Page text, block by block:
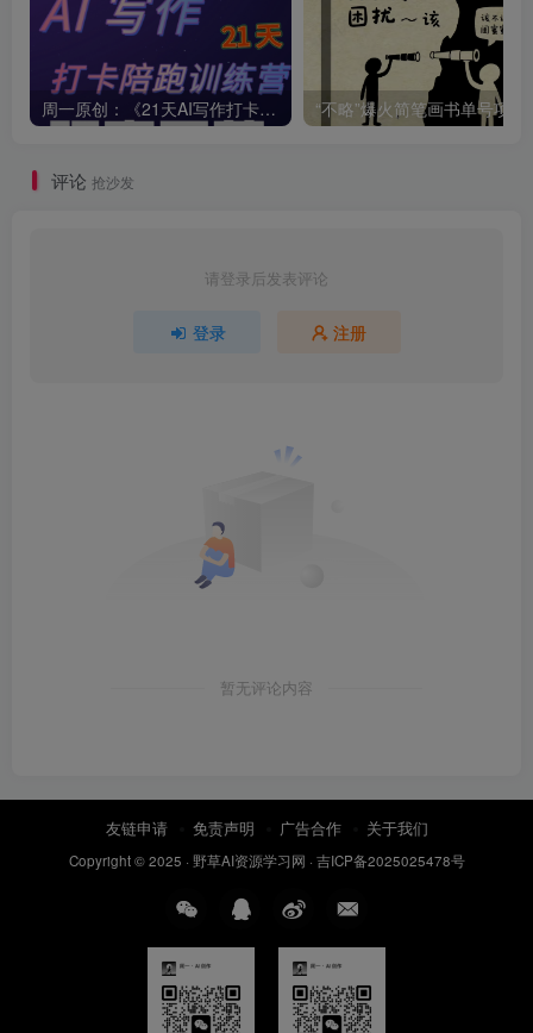
周一原创：《21天AI写作打卡陪跑训练营》全部内容讲解！（网站会员免费学习…）
评论 抢沙发
请登录后发表评论
登录 注册
暂无评论内容
友链申请 免责声明 广告合作 关于我们
Copyright © 2025 · 野草AI资源学习网 · 吉ICP备2025025478号